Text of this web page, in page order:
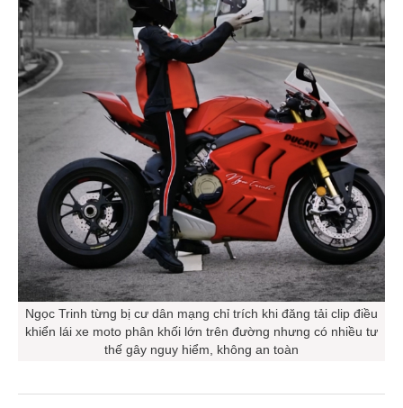
Ngọc Trinh từng bị cư dân mạng chỉ trích khi đăng tải clip điều
khiển lái xe moto phân khối lớn trên đường nhưng có nhiều tư
thế gây nguy hiểm, không an toàn